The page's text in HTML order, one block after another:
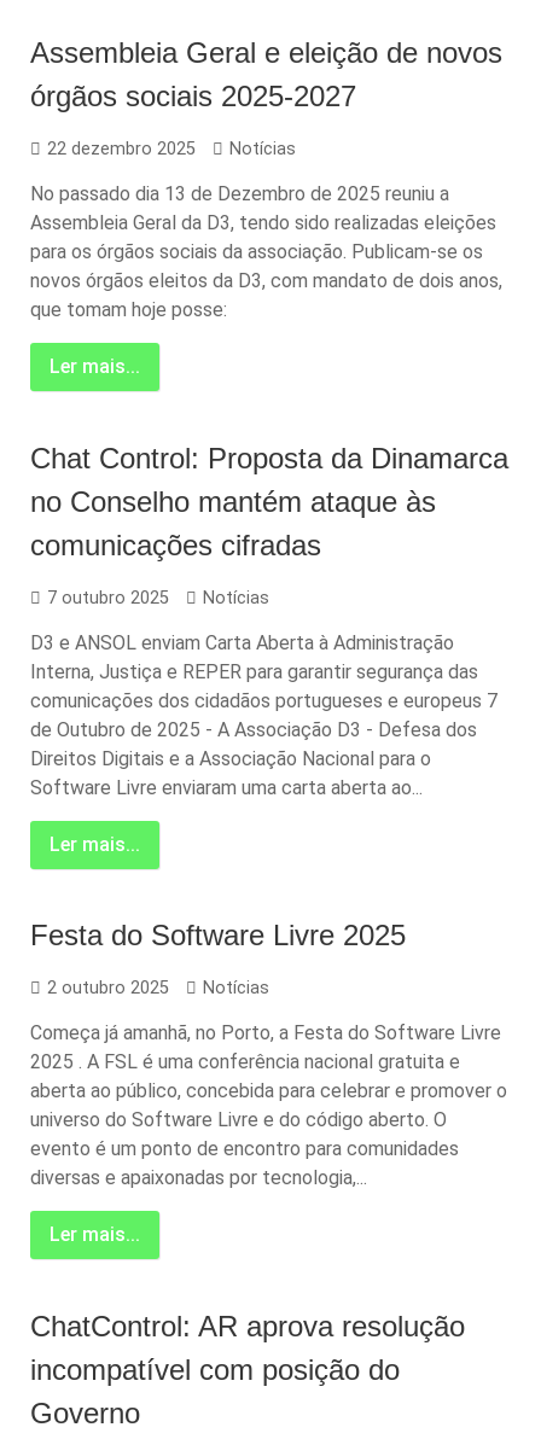
Assembleia Geral e eleição de novos
órgãos sociais 2025-2027
22 dezembro 2025 Notícias
No passado dia 13 de Dezembro de 2025 reuniu a
Assembleia Geral da D3, tendo sido realizadas eleições
para os órgãos sociais da associação. Publicam-se os
novos órgãos eleitos da D3, com mandato de dois anos,
que tomam hoje posse:
Ler mais...
Chat Control: Proposta da Dinamarca
no Conselho mantém ataque às
comunicações cifradas
7 outubro 2025 Notícias
D3 e ANSOL enviam Carta Aberta à Administração
Interna, Justiça e REPER para garantir segurança das
comunicações dos cidadãos portugueses e europeus 7
de Outubro de 2025 - A Associação D3 - Defesa dos
Direitos Digitais e a Associação Nacional para o
Software Livre enviaram uma carta aberta ao...
Ler mais...
Festa do Software Livre 2025
2 outubro 2025 Notícias
Começa já amanhã, no Porto, a Festa do Software Livre
2025 . A FSL é uma conferência nacional gratuita e
aberta ao público, concebida para celebrar e promover o
universo do Software Livre e do código aberto. O
evento é um ponto de encontro para comunidades
diversas e apaixonadas por tecnologia,...
Ler mais...
ChatControl: AR aprova resolução
incompatível com posição do
Governo